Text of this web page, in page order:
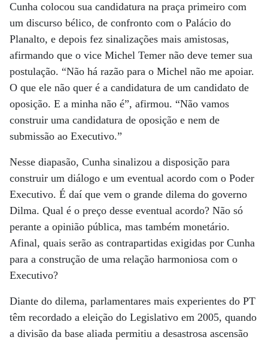
Cunha colocou sua candidatura na praça primeiro com
um discurso bélico, de confronto com o Palácio do
Planalto, e depois fez sinalizações mais amistosas,
afirmando que o vice Michel Temer não deve temer sua
postulação. “Não há razão para o Michel não me apoiar.
O que ele não quer é a candidatura de um candidato de
oposição. E a minha não é”, afirmou. “Não vamos
construir uma candidatura de oposição e nem de
submissão ao Executivo.”
Nesse diapasão, Cunha sinalizou a disposição para
construir um diálogo e um eventual acordo com o Poder
Executivo. É daí que vem o grande dilema do governo
Dilma. Qual é o preço desse eventual acordo? Não só
perante a opinião pública, mas também monetário.
Afinal, quais serão as contrapartidas exigidas por Cunha
para a construção de uma relação harmoniosa com o
Executivo?
Diante do dilema, parlamentares mais experientes do PT
têm recordado a eleição do Legislativo em 2005, quando
a divisão da base aliada permitiu a desastrosa ascensão